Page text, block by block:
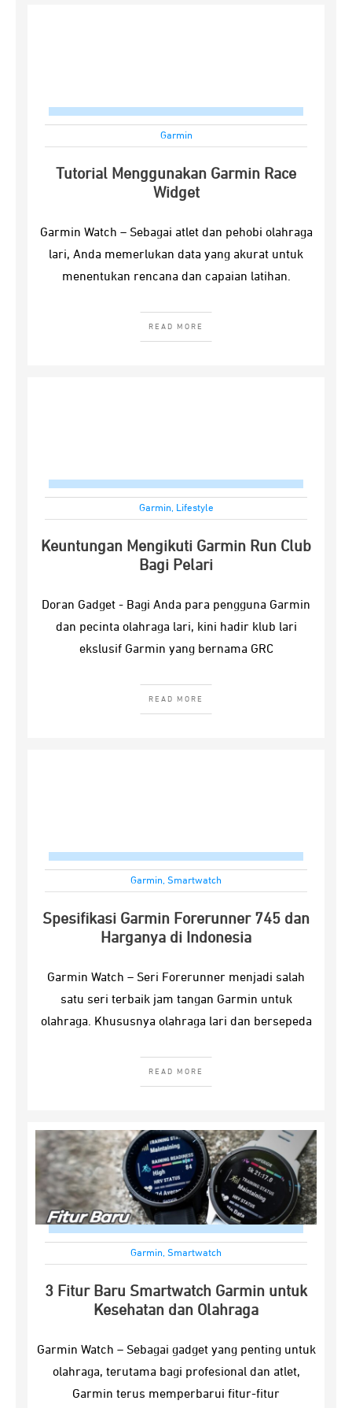
Garmin
Tutorial Menggunakan Garmin Race
Widget
Garmin Watch – Sebagai atlet dan pehobi olahraga
lari, Anda memerlukan data yang akurat untuk
menentukan rencana dan capaian latihan.
READ MORE
Garmin, Lifestyle
Keuntungan Mengikuti Garmin Run Club
Bagi Pelari
Doran Gadget - Bagi Anda para pengguna Garmin
dan pecinta olahraga lari, kini hadir klub lari
ekslusif Garmin yang bernama GRC
READ MORE
Garmin, Smartwatch
Spesifikasi Garmin Forerunner 745 dan
Harganya di Indonesia
Garmin Watch – Seri Forerunner menjadi salah
satu seri terbaik jam tangan Garmin untuk
olahraga. Khususnya olahraga lari dan bersepeda
READ MORE
Garmin, Smartwatch
3 Fitur Baru Smartwatch Garmin untuk
Kesehatan dan Olahraga
Garmin Watch – Sebagai gadget yang penting untuk
olahraga, terutama bagi profesional dan atlet,
Garmin terus memperbarui fitur-fitur